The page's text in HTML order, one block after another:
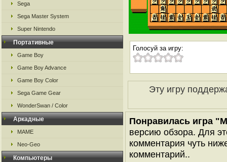
Sega
Sega Master System
Super Nintendo
Портативные
Game Boy
Game Boy Advance
Game Boy Color
Sega Game Gear
WonderSwan / Color
Аркадные
MAME
Neo-Geo
Компьютеры
Голосуй за игру:
Эту игру
Понравилась игра
версию обзора. Для
комментария чуть
комментарий..